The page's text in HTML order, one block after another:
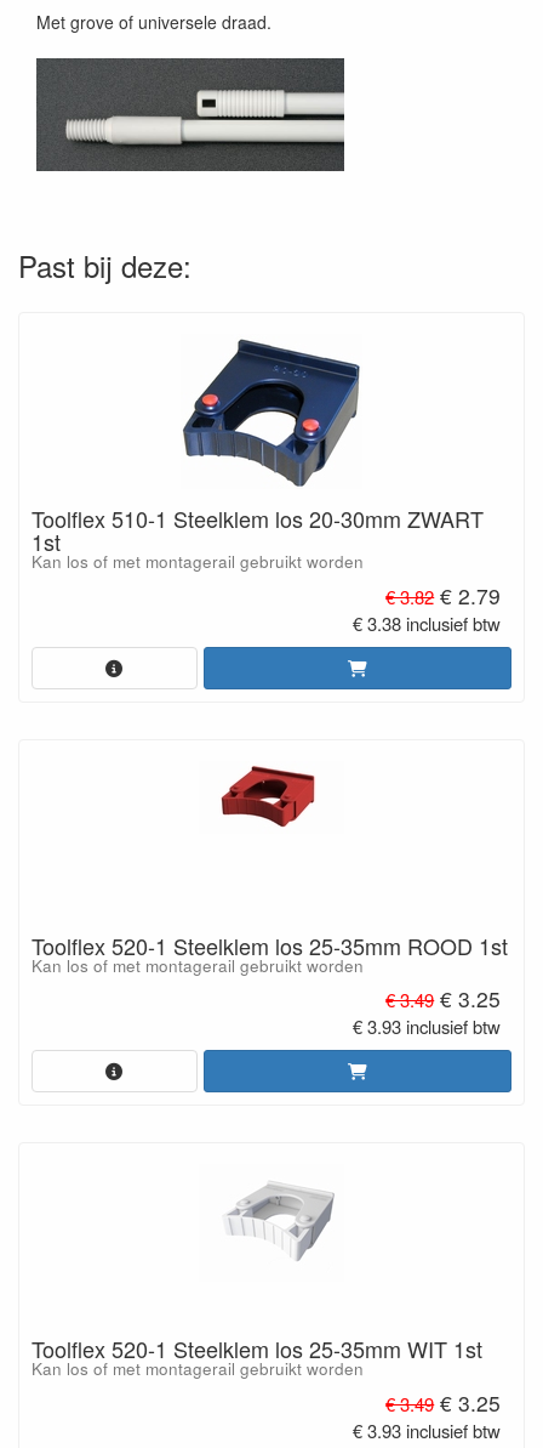
Met grove of universele draad.
Past bij deze:
Toolflex 510-1 Steelklem los 20-30mm ZWART
1st
Kan los of met montagerail gebruikt worden
€ 3.82€ 2.79
€ 3.38 inclusief btw
Toolflex 520-1 Steelklem los 25-35mm ROOD 1st
Kan los of met montagerail gebruikt worden
€ 3.49€ 3.25
€ 3.93 inclusief btw
Toolflex 520-1 Steelklem los 25-35mm WIT 1st
Kan los of met montagerail gebruikt worden
€ 3.49€ 3.25
€ 3.93 inclusief btw